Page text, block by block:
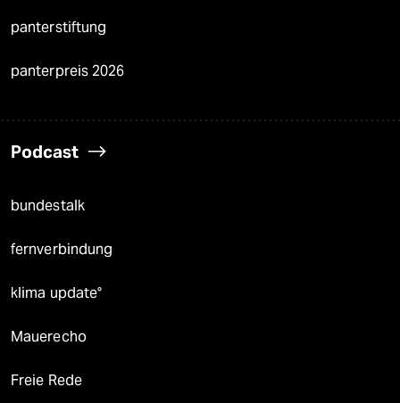
panterstiftung
panterpreis 2026
Podcast
bundestalk
fernverbindung
klima update°
Mauerecho
Freie Rede